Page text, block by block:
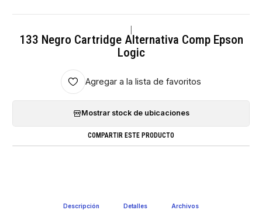
133 Negro Cartridge Alternativa Comp Epson
Logic
Agregar a la lista de favoritos
Mostrar stock de ubicaciones
COMPARTIR ESTE PRODUCTO
Descripción Detalles Archivos